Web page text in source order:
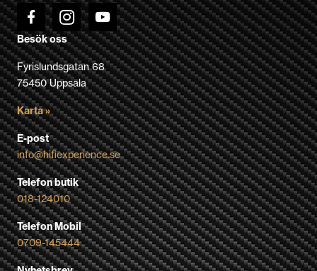
Besök oss
Fyrislundsgatan 68
75450 Uppsala
Karta »
E-post
info@hifiexperience.se
Telefon butik
018-124010
Telefon Mobil
0709-145444